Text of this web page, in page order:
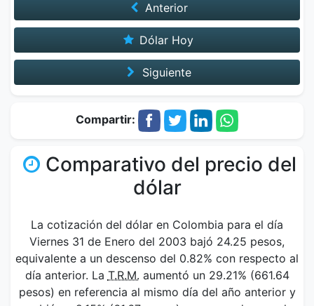
Anterior
Dólar Hoy
Siguiente
Compartir:
Comparativo del precio del
dólar
La cotización del dólar en Colombia para el día
Viernes 31 de Enero del 2003 bajó 24.25 pesos,
equivalente a un descenso del 0.82% con respecto al
día anterior. La T.R.M. aumentó un 29.21% (661.64
pesos) en referencia al mismo día del año anterior y